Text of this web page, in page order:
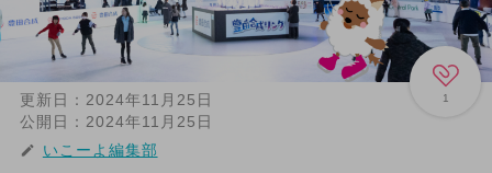
1
更新日： 2024年11月25日
公開日： 2024年11月25日
いこーよ編集部